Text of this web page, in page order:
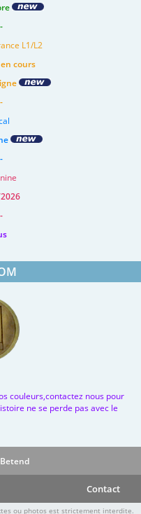
L1/L2
cours
couleurs,contactez nous pour
ne se perde pas avec le
Contact
ou photos est strictement interdite.